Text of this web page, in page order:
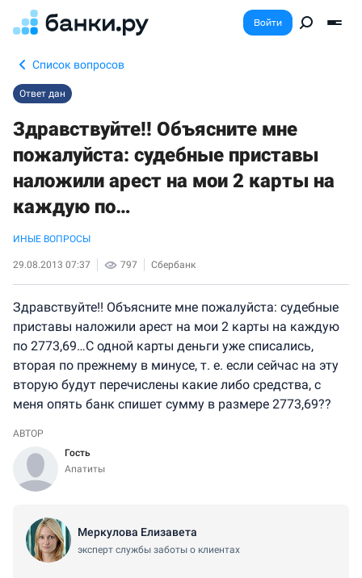
Войти
Список вопросов
Ответ дан
Здравствуйте!! Объясните мне
пожалуйста: судебные приставы
наложили арест на мои 2 карты на
каждую по…
ИНЫЕ ВОПРОСЫ
29.08.2013 07:37 797 Сбербанк
Здравствуйте!! Объясните мне пожалуйста: судебные
приставы наложили арест на мои 2 карты на каждую
по 2773,69…С одной карты деньги уже списались,
вторая по прежнему в минусе, т. е. если сейчас на эту
вторую будут перечислены какие либо средства, с
меня опять банк спишет сумму в размере 2773,69??
АВТОР
Гость
Апатиты
Меркулова Елизавета
эксперт службы заботы о клиентах